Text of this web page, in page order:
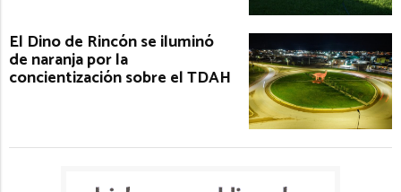
El Dino de Rincón se iluminó
de naranja por la
concientización sobre el TDAH